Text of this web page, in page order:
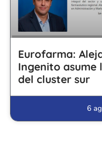
Eurofarma:
Ingenito asume
del cluster sur
6